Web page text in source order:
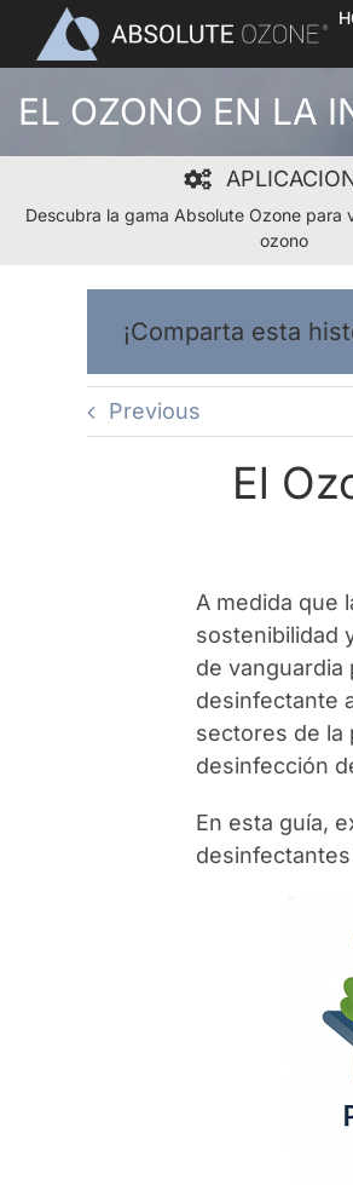
content
EL OZONO EN LA
Descubra la gama Absolute Ozone para
ozono
¡Comparta esta
Previous
El
A medida que
sostenibilidad
de vanguardia
desinfectante
sectores de la
desinfección
En esta guía,